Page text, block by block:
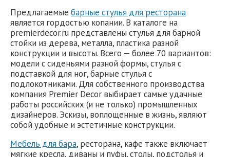
Предлагаемые барные стулья для ресторана
является гордостью копании. В каталоге на
premierdecor.ru представлены стулья для барной
стойки из дерева, металла, пластика разной
конструкции и высоты. Всего — более 70 вариантов:
модели с сиденьями разной формы, стулья с
подставкой для ног, барные стулья с
подлокотниками. Для собственного производства
компания Premier Decor выбирает самые удачные
работы российских (и не только) промышленных
дизайнеров. Эскизы, воплощенные в жизнь, являют
собой удобные и эстетичные конструкции.
Мебель для бара, ресторана, кафе также включает
мягкие кресла, диваны и пуфы, столы, подстолья и